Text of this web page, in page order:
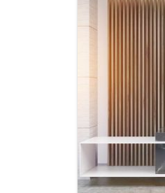
Plus ou
disponibles
les tissus